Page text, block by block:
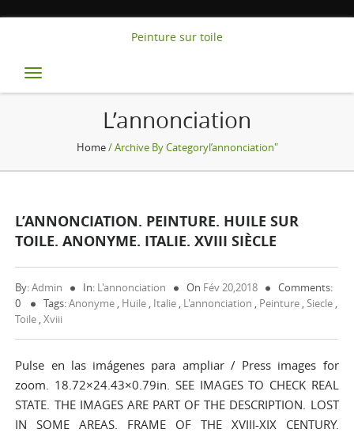
Peinture sur toile
Toggle
navigation
L’annonciation
Home/ Archive By Categoryl’annonciation"
L’ANNONCIATION. PEINTURE. HUILE SUR
TOILE. ANONYME. ITALIE. XVIII SIÈCLE
By:Admin In: L'annonciation On Fév 20,2018
Comments:
0
Tags:Anonyme , Huile , Italie , L'annonciation , Peinture ,Siecle ,
Toile ,Xviii
Pulse en las imágenes para ampliar / Press images for
zoom. 18.72×24.43×0.79in. SEE IMAGES TO CHECK REAL
STATE. THE IMAGES ARE PART OF THE DESCRIPTION. LOST
IN SOME AREAS. FRAME OF THE XVIII-XIX CENTURY.